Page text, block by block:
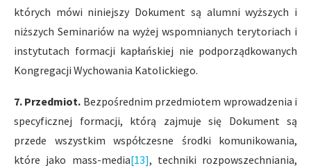
których mówi niniejszy Dokument są alumni wyższych i
niższych Seminariów na wyżej wspomnianych terytoriach i
instytutach formacji kapłańskiej nie podporządkowanych
Kongregacji Wychowania Katolickiego.
7. Przedmiot. Bezpośrednim przedmiotem wprowadzenia i
specyficznej formacji, którą zajmuje się Dokument są
przede wszystkim współczesne środki komunikowania,
które jako mass-media[13], techniki rozpowszechniania,